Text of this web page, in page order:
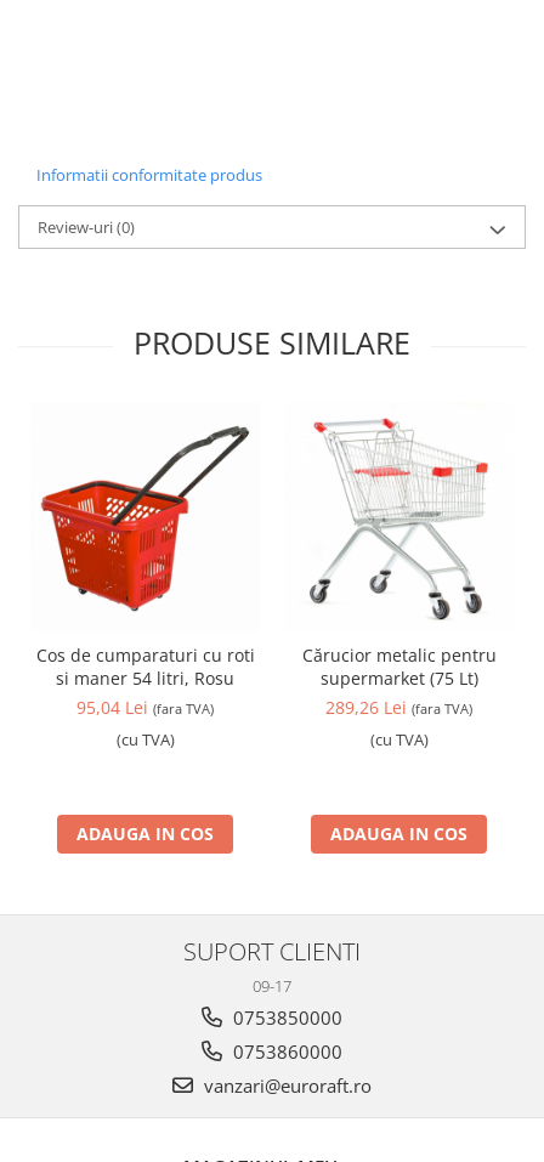
Informatii conformitate produs
Review-uri(0)
PRODUSE SIMILARE
Cos de cumparaturi cu roti
si maner 54 litri, Rosu
95,04 Lei (fara TVA)
(cu TVA)
ADAUGA IN COS
Cărucior metalic pentru
supermarket (75 Lt)
289,26 Lei (fara TVA)
(cu TVA)
ADAUGA IN COS
SUPORT CLIENTI
09-17
0753850000
0753860000
vanzari@euroraft.ro